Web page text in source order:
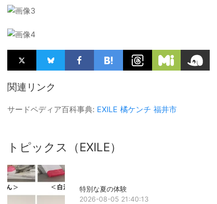
関連リンク
サードペディア百科事典: EXILE 橘ケンチ 福井市
トピックス（EXILE）
特別な夏の体験
2026-08-05 21:40:13